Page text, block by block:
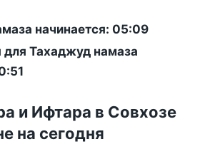
начинается: 05:09
Тахаджуд намаза
и Ифтара в Совхозе
на сегодня